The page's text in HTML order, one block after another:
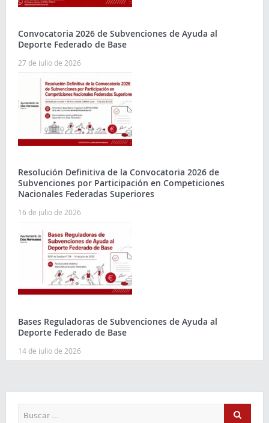
Convocatoria 2026 de Subvenciones de Ayuda al
Deporte Federado de Base
27 de julio de 2026
Resolución Definitiva de la Convocatoria 2026 de
Subvenciones por Participación en Competiciones
Nacionales Federadas Superiores
16 de julio de 2026
Bases Reguladoras de Subvenciones de Ayuda al
Deporte Federado de Base
14 de julio de 2026